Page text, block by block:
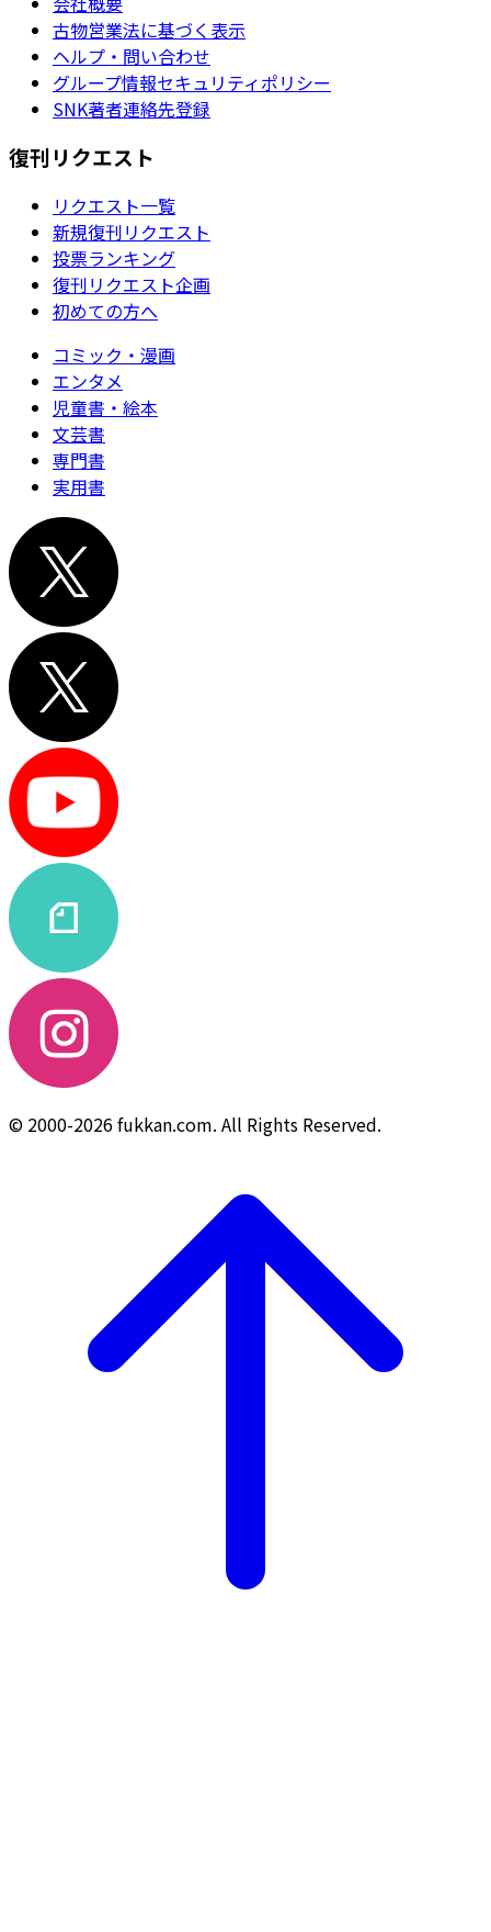
古物営業法に基づく表示
ヘルプ・問い合わせ
グループ情報セキュリティポリシー
SNK著者連絡先登録
復刊リクエスト
リクエスト一覧
新規復刊リクエスト
投票ランキング
復刊リクエスト企画
初めての方へ
コミック・漫画
エンタメ
児童書・絵本
文芸書
専門書
実用書
© 2000-2026 fukkan.com. All Rights Reserved.